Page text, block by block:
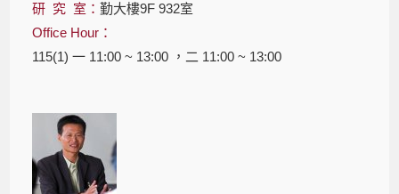
研 究 室：勤大樓9F 932室
Office Hour：
115(1) 一 11:00 ~ 13:00 ，二 11:00 ~ 13:00